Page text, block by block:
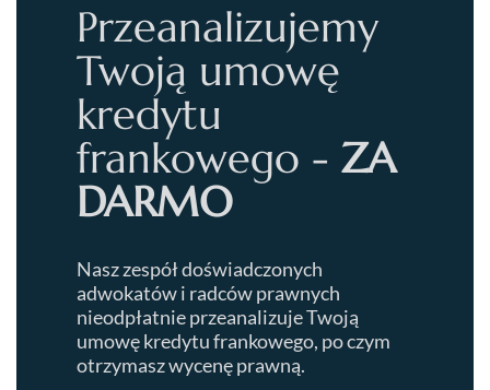
Przeanalizujemy
Twoją umowę
kredytu
frankowego - ZA
DARMO
Nasz zespół doświadczonych
adwokatów i radców prawnych
nieodpłatnie przeanalizuje Twoją
umowę kredytu frankowego, po czym
otrzymasz wycenę prawną.